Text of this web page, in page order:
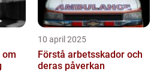
om
10 april 2025
Förstå arbetsskador och
deras påverkan